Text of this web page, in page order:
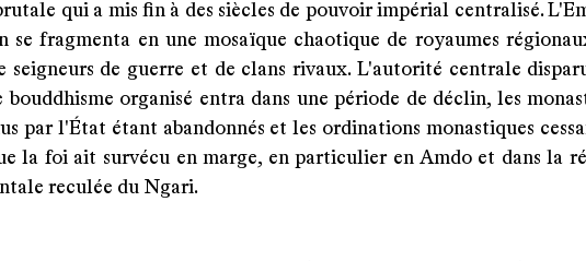
qui a mis fin à des siècles de pouvoir impérial centralisé.
se fragmenta en une mosaïque chaotique de royaumes
seigneurs de guerre et de clans rivaux. L'autorité centrale
bouddhisme organisé entra dans une période de déclin, les
par l'État étant abandonnés et les ordinations monastiques
la foi ait survécu en marge, en particulier en Amdo et dans la
reculée du Ngari.